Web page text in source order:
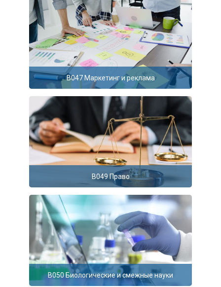
B047 Маркетинг и реклама
B049 Право
B050 Биологические и смежные науки